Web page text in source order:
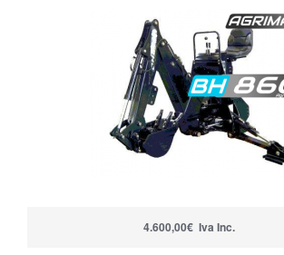
4.600,00€ Iva Inc.